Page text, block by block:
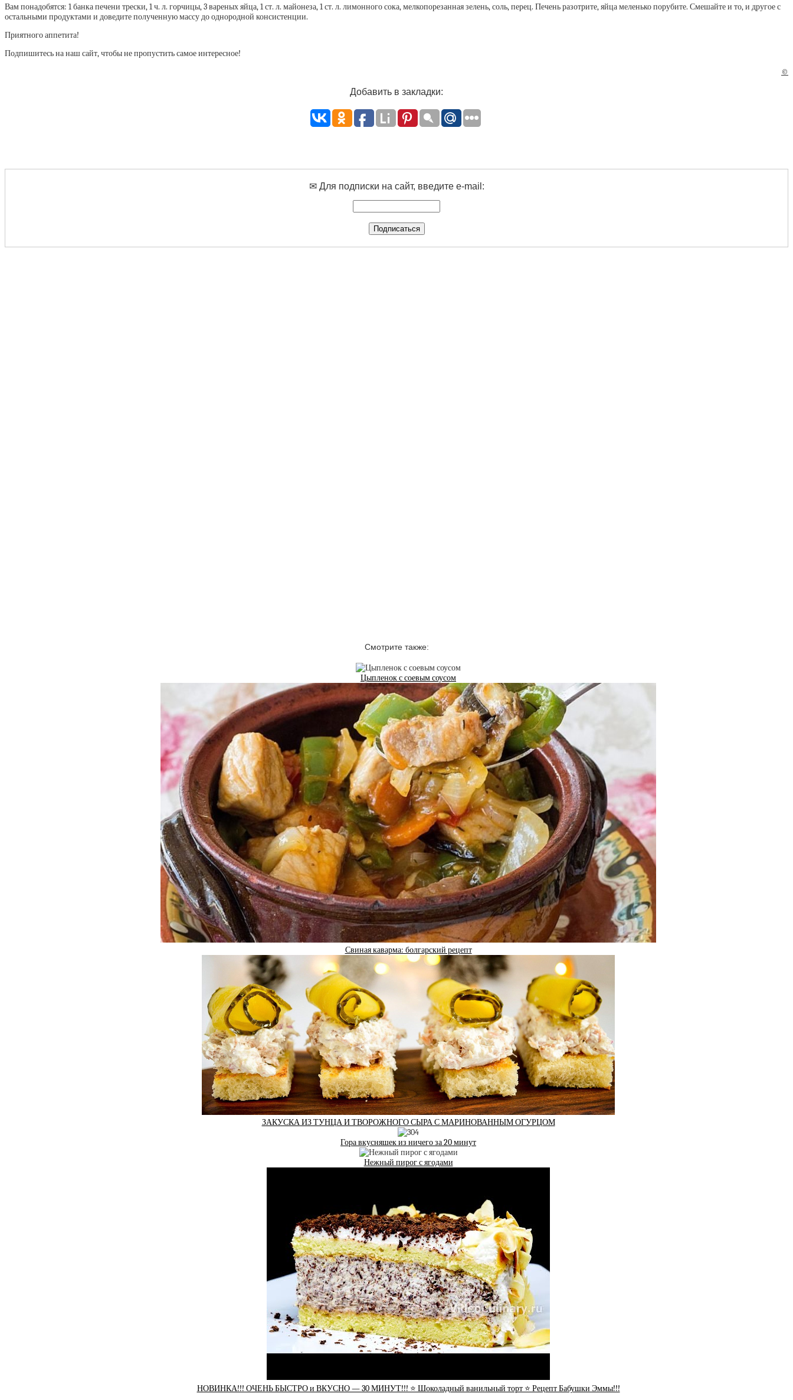
Вам понадобятся: 1 банка печени трески, 1 ч. л. горчицы, 3 вареных яйца, 1 ст. л. майонеза, 1 ст. л. лимонного сока, мелкопорезанная зелень, соль, перец. Печень разотрите, яйца меленько порубите. Смешайте и то, и другое с
остальными продуктами и доведите полученную массу до однородной консистенции.
Приятного аппетита!
Подпишитесь на наш сайт, чтобы не пропустить самое интересное!
©
Добавить в закладки:
✉ Для подписки на сайт, введите e-mail:
Смотрите также:
Цыпленок с соевым соусом
Свиная каварма: болгарский рецепт
ЗАКУСКА ИЗ ТУНЦА И ТВОРОЖНОГО СЫРА С МАРИНОВАННЫМ ОГУРЦОМ
Гора вкусняшек из ничего за 20 минут
Нежный пирог с ягодами
НОВИНКА!!! ОЧЕНЬ БЫСТРО и ВКУСНО — 30 МИНУТ!!! ⭐ Шоколадный ванильный торт ⭐ Рецепт Бабушки Эммы!!!